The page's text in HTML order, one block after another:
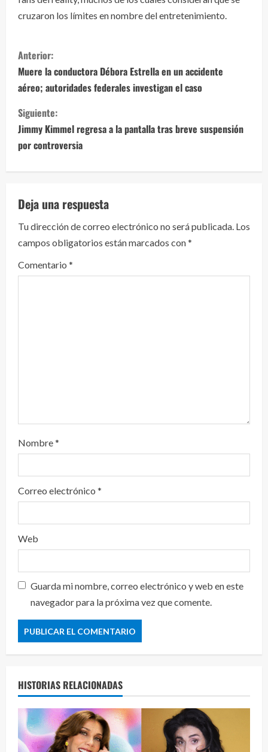
cruzaron los límites en nombre del entretenimiento.
S
i
g
u
e
l
e
y
e
n
Anterior:
Muere la conductora Débora Estrella en un accidente
aéreo; autoridades federales investigan el caso
Siguiente:
Jimmy Kimmel regresa a la pantalla tras breve suspensión
por controversia
Deja una respuesta
Tu dirección de correo electrónico no será publicada. Los
campos obligatorios están marcados con*
Comentario *
Nombre*
Correo electrónico *
Web
Guarda mi nombre, correo electrónico y web en este
navegador para la próxima vez que comente.
HISTORIAS RELACIONADAS